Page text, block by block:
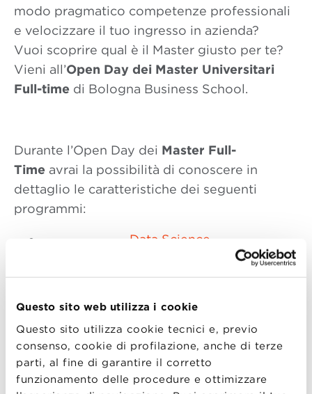
Questo sito web utilizza i cookie
Questo sito utilizza cookie tecnici e, previo
consenso, cookie di profilazione, anche di terze
parti, al fine di garantire il corretto
funzionamento delle procedure e ottimizzare
modo pragmatico competenze professionali
e velocizzare il tuo ingresso in azienda?
Vuoi scoprire qual è il Master giusto per te?
Vieni all’Open Day dei Master Universitari
Full-time di Bologna Business School.
Durante l’Open Day dei Master Full-
Time avrai la possibilità di conoscere in
dettaglio le caratteristiche dei seguenti
programmi:
Data Science
Management:Internet of Things,Cyber
Gestione d’Impresa:Food & Wine,
in Italy
Green Management and
Sustainable Businesses,Mercati